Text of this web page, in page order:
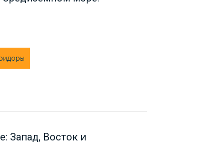
Запад, Восток и